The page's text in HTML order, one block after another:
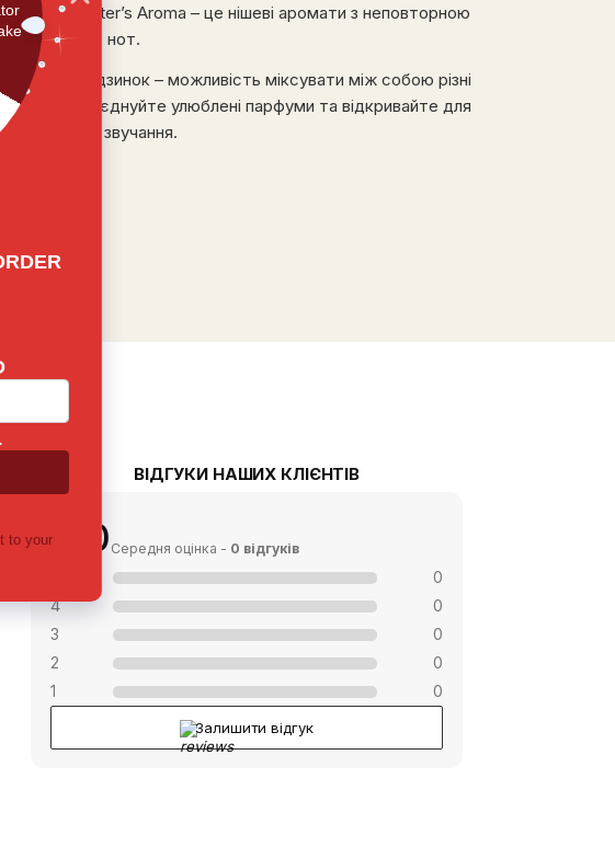
Парфуми Sister’s Aroma – це нішеві аромати з неповторною
композицією нот.
Одна з їх родзинок – можливість міксувати між собою різні
аромати. Поєднуйте улюблені парфуми та відкривайте для
себе їх нове звучання.
ВІДГУКИ НАШИХ КЛІЄНТІВ
0.0 Середня оцінка - 0 відгуків
0
4
0
3
0
2
0
1
0
Залишити відгук